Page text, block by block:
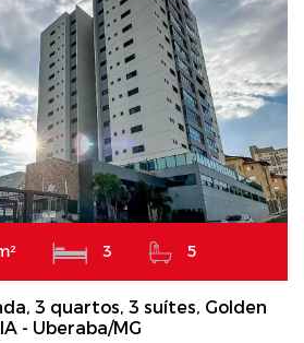
3 5
3 quartos, 3 suítes, Golden
- Uberaba/MG